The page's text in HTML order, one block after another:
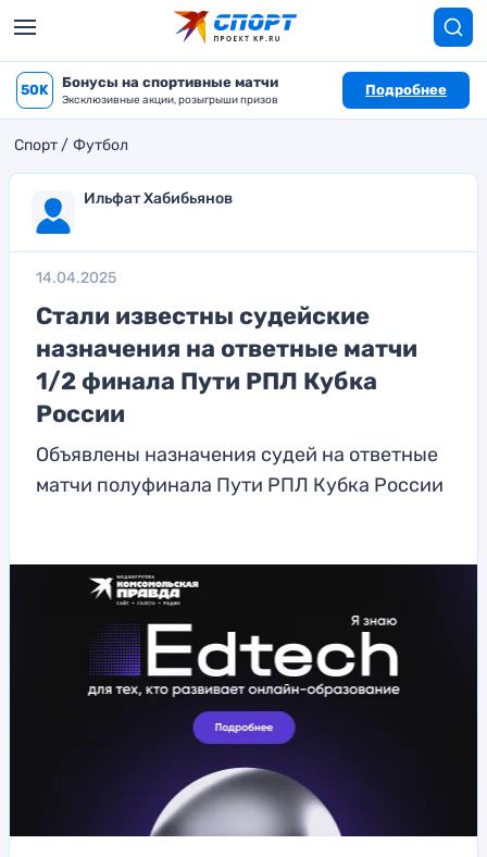
50K Бонусы на спортивные матчи
Эксклюзивные акции, розыгрыши призов
Подробнее
Спорт Футбол
Ильфат Хабибьянов
14.04.2025
Стали известны судейские
назначения на ответные матчи
1/2 финала Пути РПЛ Кубка
России
Объявлены назначения судей на ответные
матчи полуфинала Пути РПЛ Кубка России